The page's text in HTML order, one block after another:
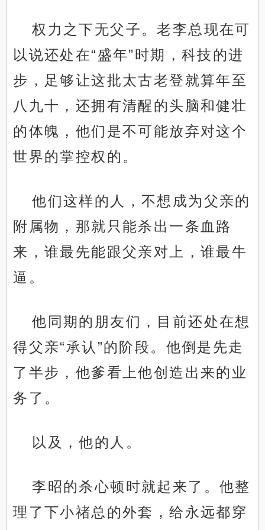
权力之下无父子。老李总现在可
以说还处在“盛年”时期，科技的进
步，足够让这批太古老登就算年至
八九十，还拥有清醒的头脑和健壮
的体魄，他们是不可能放弃对这个
世界的掌控权的。
他们这样的人，不想成为父亲的
附属物，那就只能杀出一条血路
来，谁最先能跟父亲对上，谁最牛
逼。
他同期的朋友们，目前还处在想
得父亲“承认”的阶段。他倒是先走
了半步，他爹看上他创造出来的业
务了。
以及，他的人。
李昭的杀心顿时就起来了。他整
理了下小禇总的外套，给永远都穿